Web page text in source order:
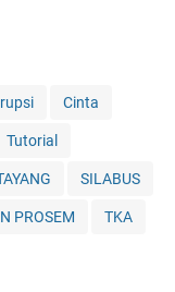
Cinta
Tutorial
SILABUS
PROSEM TKA